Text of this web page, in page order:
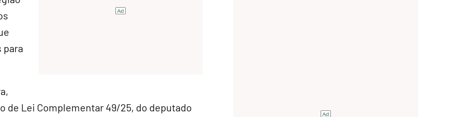
para
de Lei Complementar 49/25, do deputado